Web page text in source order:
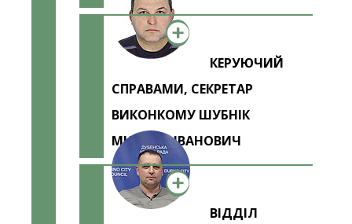
КЕРУЮЧИЙ
СПРАВАМИ, СЕКРЕТАР
ВИКОНКОМУ ШУБНІК
МИКОЛА ІВАНОВИЧ
ВІДДІЛ